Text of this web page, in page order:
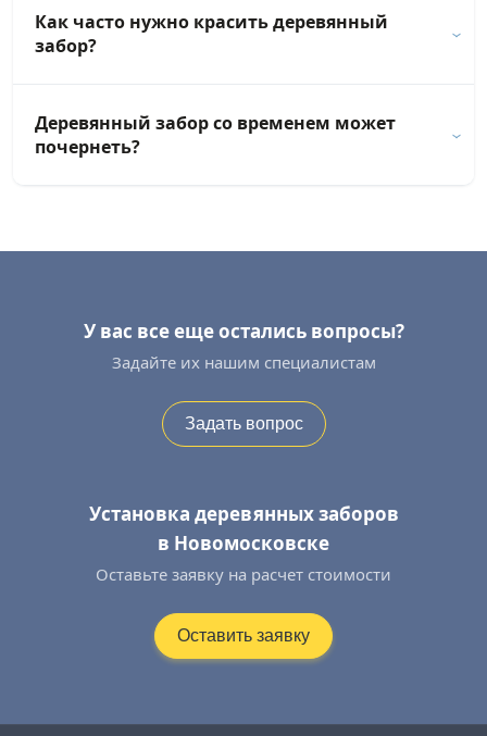
Как часто нужно красить деревянный
забор?
Деревянный забор со временем может
почернеть?
У вас все еще остались вопросы?
Задайте их нашим специалистам
Задать вопрос
Установка деревянных заборов
в Новомосковске
Оставьте заявку на расчет стоимости
Оставить заявку